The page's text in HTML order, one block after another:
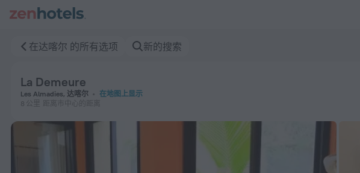
在达喀尔 的所有选项 新的搜索
La Demeure
Les Almadies, 达喀尔
在地图上显示
8 公里
距离市中心的距离
La Demeure 在达喀尔 — 立即在 ZenHotels.com 预订